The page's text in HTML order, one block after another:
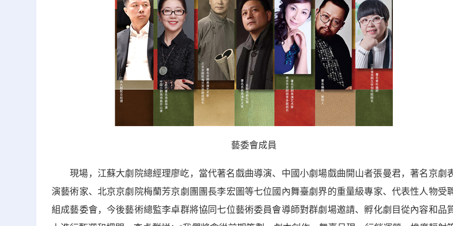
藝委會成員
現場，江蘇大劇院總經理廖屹，當代著名戲曲導演、中國小劇場戲曲開山者張曼君，著名京劇
演藝術家、北京京劇院梅蘭芳京劇團團長李宏圖等七位國內舞臺劇界的重量級專家、代表性人物受
組成藝委會，今後藝術總監李卓群將協同七位藝術委員會導師對群劇場邀請、孵化劇目從內容和品